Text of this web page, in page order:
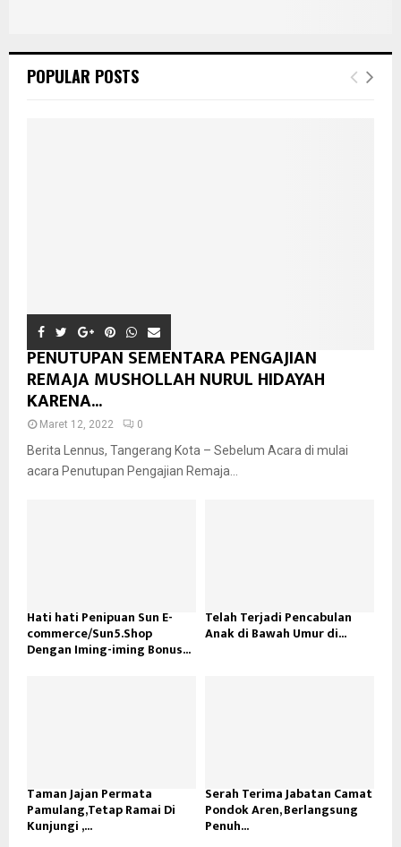
POPULAR POSTS
PENUTUPAN SEMENTARA PENGAJIAN
REMAJA MUSHOLLAH NURUL HIDAYAH
KARENA...
Maret 12, 2022 0
Berita Lennus, Tangerang Kota – Sebelum Acara di mulai
acara Penutupan Pengajian Remaja...
Hati hati Penipuan Sun E-
commerce/Sun5.Shop
Dengan Iming-iming Bonus...
Telah Terjadi Pencabulan
Anak di Bawah Umur di...
Taman Jajan Permata
Pamulang,Tetap Ramai Di
Kunjungi ,...
Serah Terima Jabatan Camat
Pondok Aren, Berlangsung
Penuh...